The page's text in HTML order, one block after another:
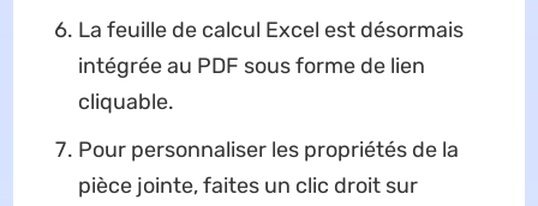
La feuille de calcul Excel est désormais
intégrée au PDF sous forme de lien
cliquable.
Pour personnaliser les propriétés de la
pièce jointe, faites un clic droit sur